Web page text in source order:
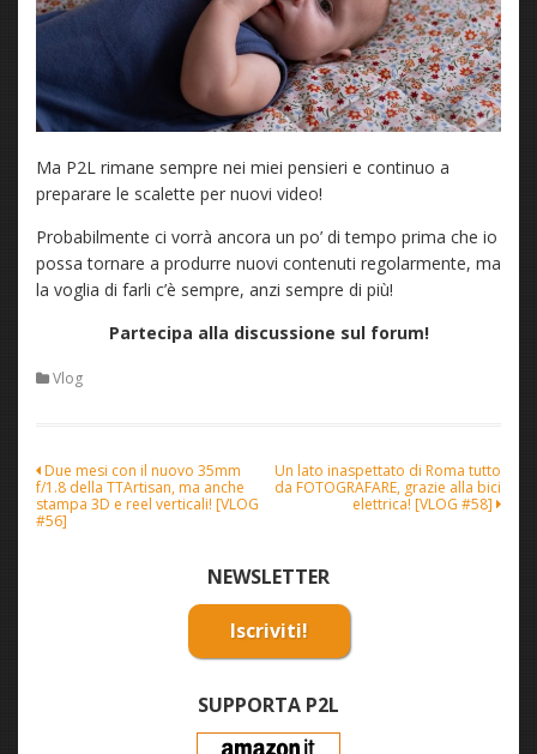
Ma P2L rimane sempre nei miei pensieri e continuo a
preparare le scalette per nuovi video!
Probabilmente ci vorrà ancora un po’ di tempo prima che io
possa tornare a produrre nuovi contenuti regolarmente, ma
la voglia di farli c’è sempre, anzi sempre di più!
Partecipa alla discussione sul forum!
Vlog
Navigazione
articoli
Due mesi con il nuovo 35mm
f/1.8 della TTArtisan, ma anche
stampa 3D e reel verticali! [VLOG
#56]
Un lato inaspettato di Roma tutto
da FOTOGRAFARE, grazie alla bici
elettrica! [VLOG #58]
NEWSLETTER
Iscriviti!
SUPPORTA P2L